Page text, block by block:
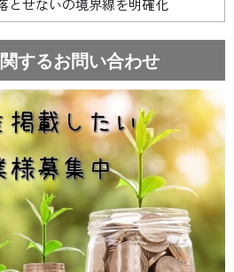
とせないの境界線を明確化
するお問い合わせ